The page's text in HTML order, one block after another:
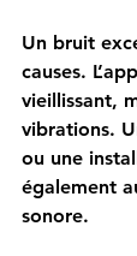
Un bruit
causes.
vieillissant,
vibrations.
ou une
également
sonore.